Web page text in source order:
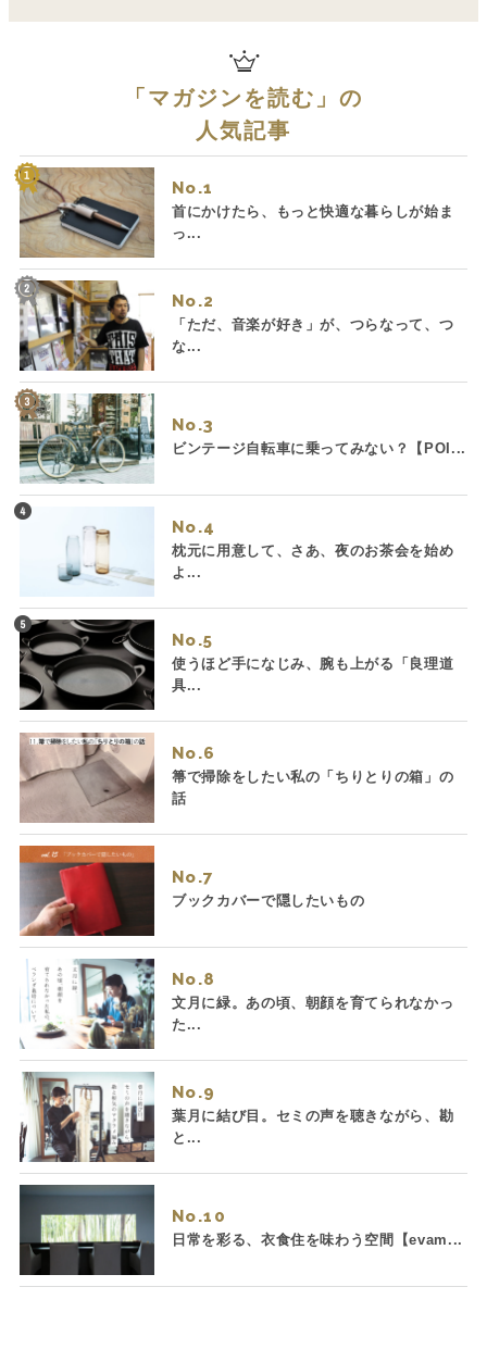
「 マガジンを読む 」の
人気記事
No.
首にかけたら、もっと快適な暮らしが始ま
っ...
No.
「ただ、音楽が好き」が、つらなって、つ
な...
No.
ビンテージ自転車に乗ってみない？【POI...
No.
枕元に用意して、さあ、夜のお茶会を始め
よ...
No.
使うほど手になじみ、腕も上がる「良理道
具...
No.
箒で掃除をしたい私の「ちりとりの箱」の
話
No.
ブックカバーで隠したいもの
No.
文月に緑。あの頃、朝顔を育てられなかっ
た...
No.
葉月に結び目。セミの声を聴きながら、勘
と...
No.
日常を彩る、衣食住を味わう空間【evam...